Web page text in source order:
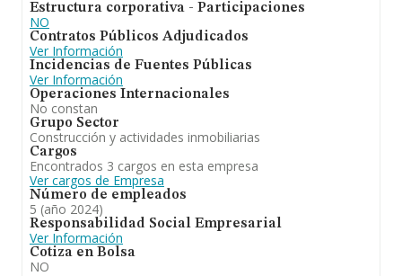
Estructura corporativa - Participaciones
NO
Contratos Públicos Adjudicados
Ver Información
Incidencias de Fuentes Públicas
Ver Información
Operaciones Internacionales
No constan
Grupo Sector
Construcción y actividades inmobiliarias
Cargos
Encontrados 3 cargos en esta empresa
Ver cargos de Empresa
Número de empleados
5 (año 2024)
Responsabilidad Social Empresarial
Ver Información
Cotiza en Bolsa
NO